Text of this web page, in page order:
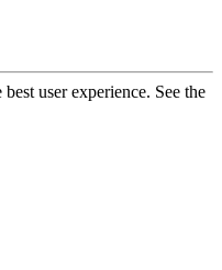
user experience. See the